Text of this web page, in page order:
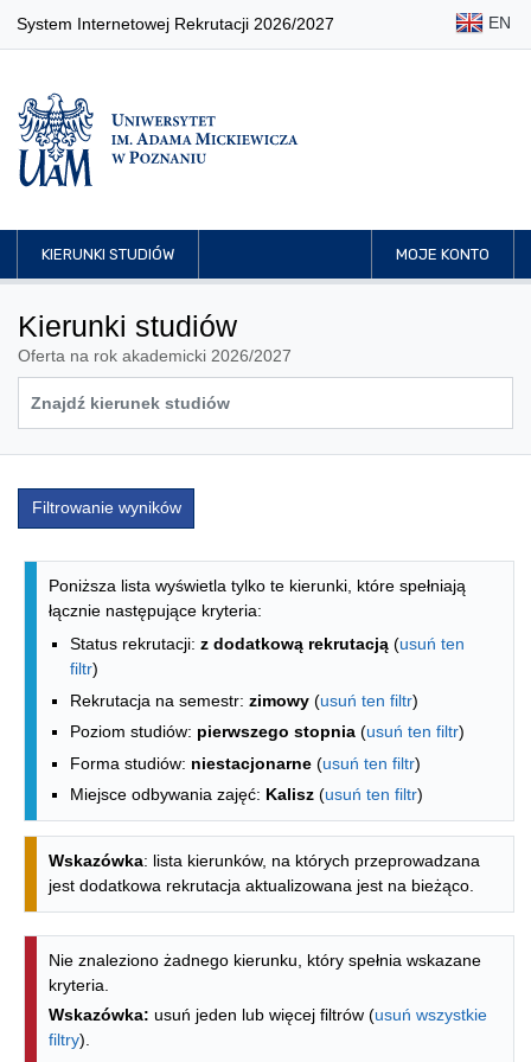
System Internetowej Rekrutacji 2026/2027 EN
KIERUNKI STUDIÓW MOJE KONTO
Kierunki studiów
Oferta na rok akademicki 2026/2027
Filtrowanie wyników
Lista kierunków - spis według
Poniższa lista wyświetla tylko te kierunki, które spełniają
łącznie następujące kryteria:
Status rekrutacji: z dodatkową rekrutacją (usuń ten
filtr)
Rekrutacja na semestr: zimowy (usuń ten filtr)
Poziom studiów: pierwszego stopnia (usuń ten filtr)
Forma studiów: niestacjonarne (usuń ten filtr)
Miejsce odbywania zajęć: Kalisz (usuń ten filtr)
Wskazówka: lista kierunków, na których przeprowadzana
jest dodatkowa rekrutacja aktualizowana jest na bieżąco.
Nie znaleziono żadnego kierunku, który spełnia wskazane
kryteria.
Wskazówka: usuń jeden lub więcej filtrów (usuń wszystkie
filtry).